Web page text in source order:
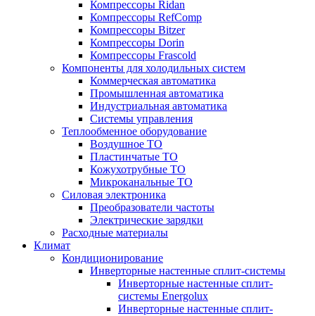
Компрессоры Ridan
Компрессоры RefComp
Компрессоры Bitzer
Компрессоры Dorin
Компрессоры Frascold
Компоненты для холодильных систем
Коммерческая автоматика
Промышленная автоматика
Индустриальная автоматика
Системы управления
Теплообменное оборудование
Воздушное ТО
Пластинчатые ТО
Кожухотрубные ТО
Микроканальные ТО
Силовая электроника
Преобразователи частоты
Электрические зарядки
Расходные материалы
Климат
Кондиционирование
Инверторные настенные сплит-системы
Инверторные настенные сплит-
системы Energolux
Инверторные настенные сплит-